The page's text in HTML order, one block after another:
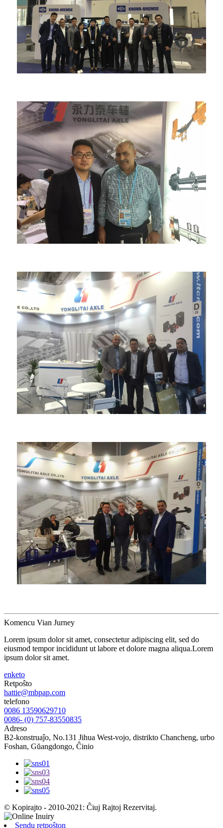
Komencu Vian Jurney
Lorem ipsum dolor sit amet, consectetur adipiscing elit, sed do
eiusmod tempor incididunt ut labore et dolore magna aliqua.Lorem
ipsum dolor sit amet.
enketo
Retpoŝto
hattie@mbpap.com
telefono
0086 13590629710
0086- (0) 757-83550835
Adreso
B2-konstruaĵo, No.131 Jihua West-vojo, distrikto Chancheng, urbo
Foshan, Gŭangdongo, Ĉinio
© Kopirajto - 2010-2021: Ĉiuj Rajtoj Rezervitaj.
Sendu retpoŝton